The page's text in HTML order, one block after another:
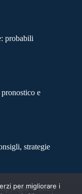
probabili
e
strategie
© 2025
per migliorare i